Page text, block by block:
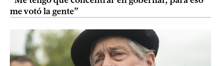
me votó la gente”